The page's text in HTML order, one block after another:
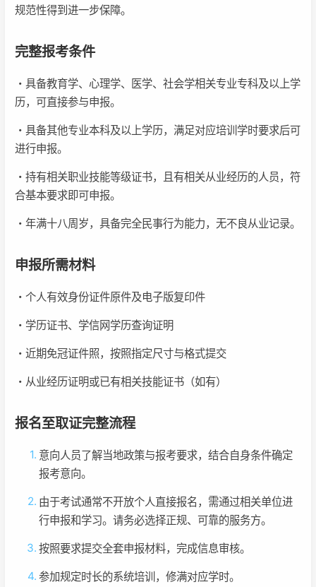
规范性得到进一步保障。
完整报考条件
・具备教育学、心理学、医学、社会学相关专业专科及以上学
历，可直接参与申报。
・具备其他专业本科及以上学历，满足对应培训学时要求后可
进行申报。
・持有相关职业技能等级证书，且有相关从业经历的人员，符
合基本要求即可申报。
・年满十八周岁，具备完全民事行为能力，无不良从业记录。
申报所需材料
・个人有效身份证件原件及电子版复印件
・学历证书、学信网学历查询证明
・近期免冠证件照，按照指定尺寸与格式提交
・从业经历证明或已有相关技能证书（如有）
报名至取证完整流程
意向人员了解当地政策与报考要求，结合自身条件确定
报考意向。
由于考试通常不开放个人直接报名，需通过相关单位进
行申报和学习。请务必选择正规、可靠的服务方。
按照要求提交全套申报材料，完成信息审核。
参加规定时长的系统培训，修满对应学时。